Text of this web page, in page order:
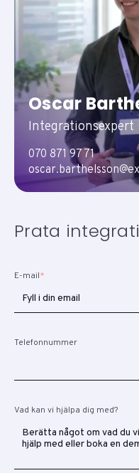
Oscar
Integrationsexpert
070 871 97 71
Prata
E-mail*
Telefonnummer
Vad kan vi hjälpa dig med?